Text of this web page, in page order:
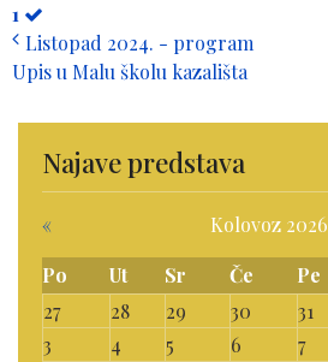
1
Listopad 2024. - program
Upis u Malu školu kazališta
Najave predstava
« Kolovoz 2026
Po
Ut Sr Če Pe
27
28 29 30 31
3
4 5 6 7